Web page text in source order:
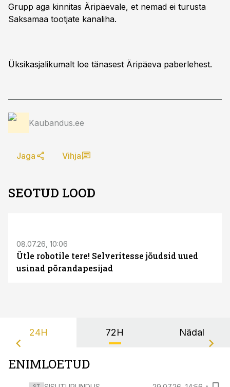
Grupp aga kinnitas Äripäevale, et nemad ei turusta
Saksamaa tootjate kanaliha.
Üksikasjalikumalt loe tänasest Äripäeva paberlehest.
Kaubandus.ee
Jaga Vihja
SEOTUD LOOD
08.07.26, 10:06
Ütle robotile tere! Selveritesse jõudsid uued
usinad põrandapesijad
24H 72H Nädal
ENIMLOETUD